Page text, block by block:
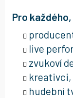
Pro
live
zvukoví
kreativci,
hudební